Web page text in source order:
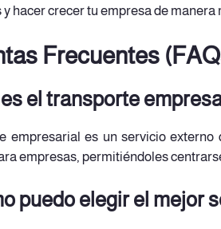
hacer crecer tu empresa de manera
Frecuentes
es el transporte
empresarial es un servicio
empresas, permitiéndoles
puedo elegir el mejor